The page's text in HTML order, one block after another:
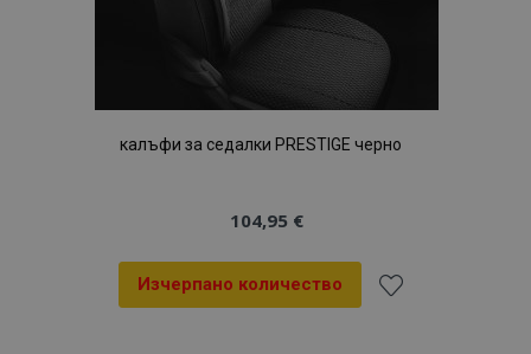
калъфи за седалки PRESTIGE черно
104,95 €
Изчерпано количество